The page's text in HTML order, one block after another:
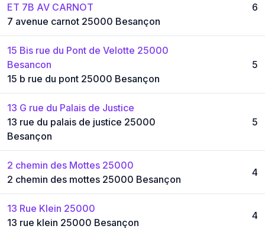
ET 7B AV CARNOT
7 avenue carnot 25000 Besançon
6
15 Bis rue du Pont de Velotte 25000
Besancon
15 b rue du pont 25000 Besançon
5
13 G rue du Palais de Justice
13 rue du palais de justice 25000
Besançon
5
2 chemin des Mottes 25000
2 chemin des mottes 25000 Besançon
4
13 Rue Klein 25000
13 rue klein 25000 Besançon
4